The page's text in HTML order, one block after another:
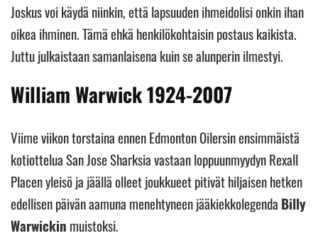
Joskus voi käydä niinkin, että lapsuuden ihmeidolisi onkin ihan
oikea ihminen. Tämä ehkä henkilökohtaisin postaus kaikista.
Juttu julkaistaan samanlaisena kuin se alunperin ilmestyi.
William Warwick 1924-2007
Viime viikon torstaina ennen Edmonton Oilersin ensimmäistä
kotiottelua San Jose Sharksia vastaan loppuunmyydyn Rexall
Placen yleisö ja jäällä olleet joukkueet pitivät hiljaisen hetken
edellisen päivän aamuna menehtyneen jääkiekkolegenda Billy
Warwickin muistoksi.